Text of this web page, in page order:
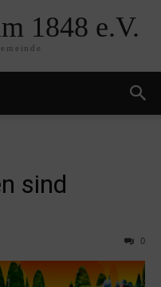
1848 e.V.
sind
0